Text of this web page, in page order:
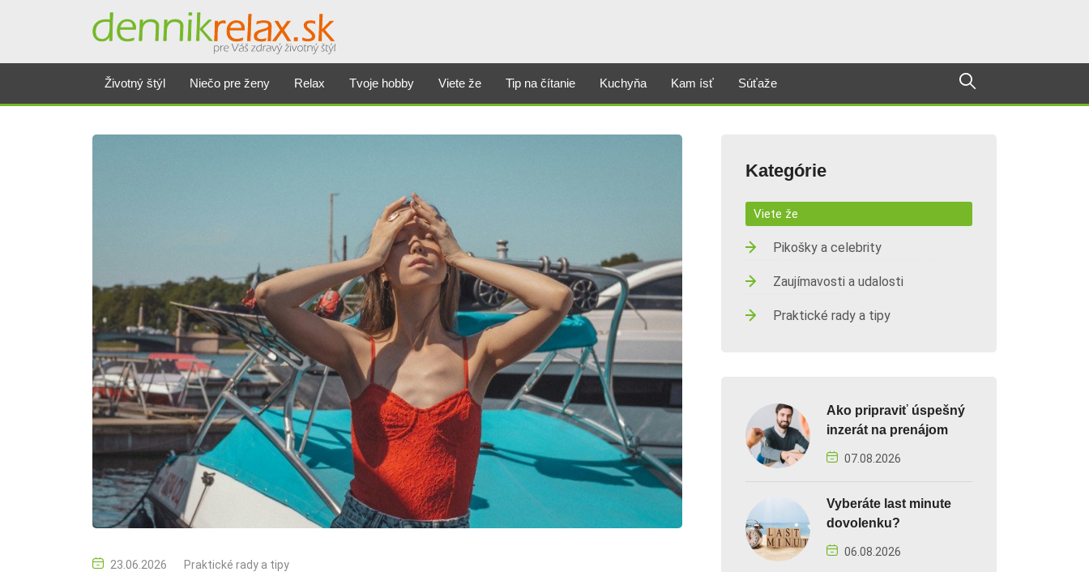
Životný štýl Niečo pre ženy Relax Tvoje hobby Viete že Tip na čítanie Kuchyňa Kam ísť Súťaže
23.06.2026 Praktické rady a tipy
Kategórie
Viete že
Pikošky a celebrity
Zaujímavosti a udalosti
Praktické rady a tipy
Ako pripraviť úspešný
inzerát na prenájom
07.08.2026
Vyberáte last minute
dovolenku?
06.08.2026